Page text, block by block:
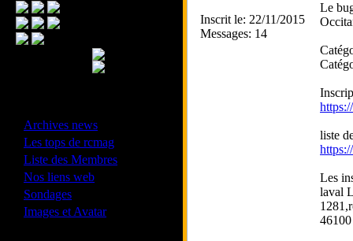
Archives news
Les tops de rcmag
Liste des Membres
Nos liens web
Sondages
Images et Avatar
Inscrit le: 22/11/2015
Messages: 14
Le
liste
Les
laval